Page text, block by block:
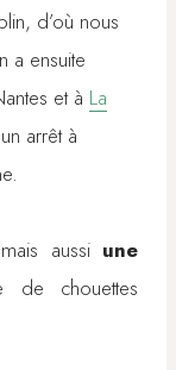
d’où nous
a ensuite
et à La
arrêt à
aussi une
chouettes